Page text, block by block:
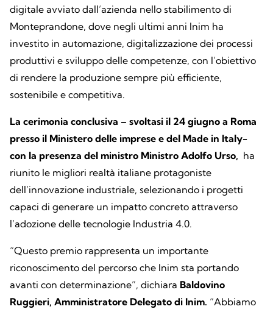
digitale avviato dall’azienda nello stabilimento di
Monteprandone, dove negli ultimi anni Inim ha
investito in automazione, digitalizzazione dei processi
produttivi e sviluppo delle competenze, con l’obiettivo
di rendere la produzione sempre più efficiente,
sostenibile e competitiva.
La cerimonia conclusiva – svoltasi il 24 giugno a Roma
presso il Ministero delle imprese e del Made in Italy-
con la presenza del ministro Ministro Adolfo Urso, ha
riunito le migliori realtà italiane protagoniste
dell’innovazione industriale, selezionando i progetti
capaci di generare un impatto concreto attraverso
l’adozione delle tecnologie Industria 4.0.
“Questo premio rappresenta un importante
riconoscimento del percorso che Inim sta portando
avanti con determinazione”, dichiara Baldovino
Ruggieri, Amministratore Delegato di Inim. “Abbiamo